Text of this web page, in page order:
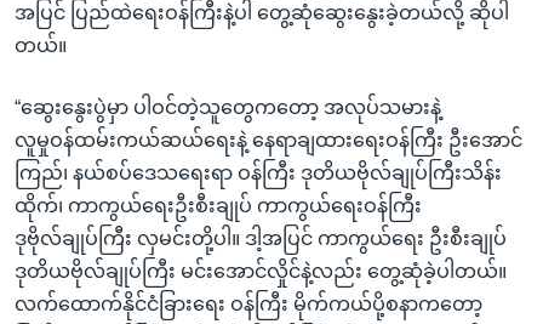
အပြင် ပြည်ထဲရေးဝန်ကြီးနဲ့ပါ တွေ့ဆုံဆွေးနွေးခဲ့တယ်လို့ ဆိုပါ
တယ်။
“ဆွေးနွေးပွဲမှာ ပါဝင်တဲ့သူတွေကတော့ အလုပ်သမားနဲ့
လူမှုဝန်ထမ်းကယ်ဆယ်ရေးနဲ့ နေရာချထားရေးဝန်ကြီး ဦးအောင်
ကြည်၊ နယ်စပ်ဒေသရေးရာ ဝန်ကြီး ဒုတိယဗိုလ်ချုပ်ကြီးသိန်း
ထိုက်၊ ကာကွယ်ရေးဦးစီးချုပ် ကာကွယ်ရေးဝန်ကြီး
ဒုဗိုလ်ချုပ်ကြီး လှမင်းတို့ပါ။ ဒါ့အပြင် ကာကွယ်ရေး ဦးစီးချုပ်
ဒုတိယဗိုလ်ချုပ်ကြီး မင်းအောင်လှိုင်နဲ့လည်း တွေ့ဆုံခဲ့ပါတယ်။
လက်ထောက်နိုင်ငံခြားရေး ဝန်ကြီး မိုက်ကယ်ပို့စနာကတော့